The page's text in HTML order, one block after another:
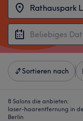
Sortieren nach
8 Salons die anbieten:
laser-haarentfernung in
Berlin